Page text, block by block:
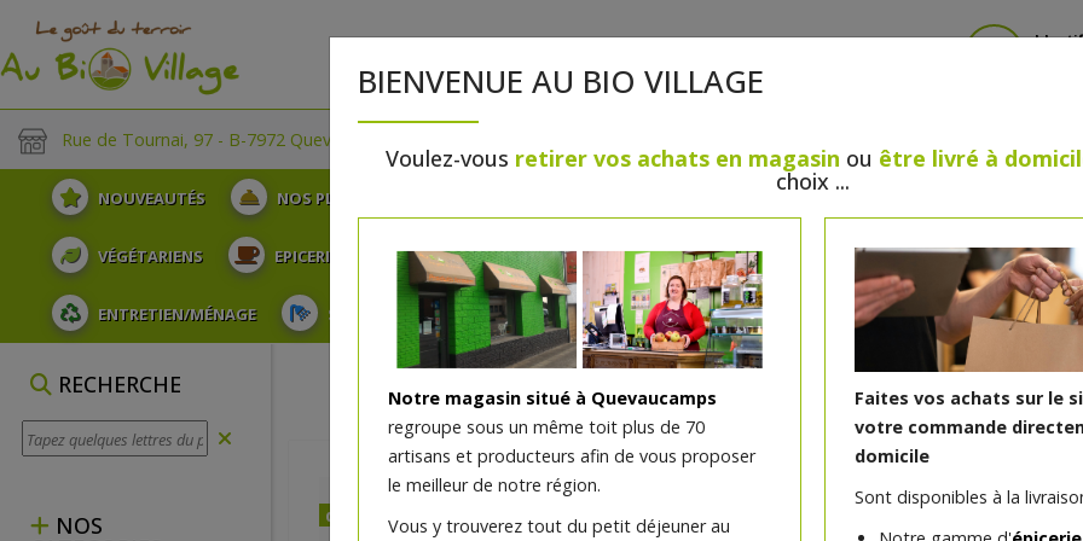
Rue de Tournai, 97 - B-7972 Quevaucamps
NOUVEAUTÉS NOS PLATEAUX
VÉGÉTARIENS EPICERIE PLATS TRAITEUR BOULANGERIE / PÂTISSERIE SANS GLUTEN, SANS
ENTRETIEN/MÉNAGE SOINS ET HYGIÈNE DU CORPS BEAUTÉ HUILES ESSENTIELLES MAISON
RECHERCHE
NOS
BIENVENUE AU BIO VILLAGE
Voulez-vous retirer vos achats en magasin ou être livré à
choix ...
Notre magasin situé à Quevaucamps
regroupe sous un même toit plus de 70
artisans et producteurs afin de vous proposer
le meilleur de notre région.
Vous y trouverez tout du petit déjeuner au
Faites vos achats sur le
votre commande
domicile
Sont disponibles à la
dès mercredi 12/08
Fleur de sel Guérande